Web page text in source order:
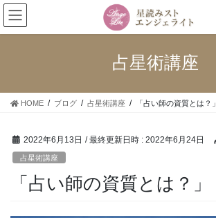
コ
ン
テ
ス
ナ
ビ
ゲ
ン
占星術講座
HOME ブログ 占星術講座 「占い師の資質とは？」
2022年6月13日 / 最終更新日時 : 2022年6月24日
占星術講座
「占い師の資質とは？」